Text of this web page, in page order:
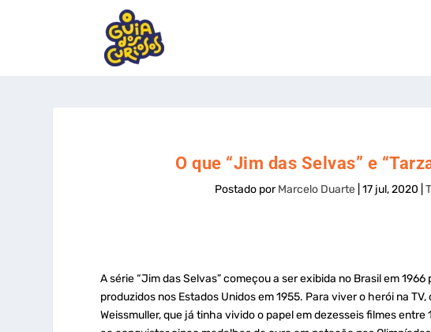
O que “Jim das Selvas” e
Postado porMarcelo Duarte| 17 jul, 2020
A série “Jim das Selvas” começou a ser exibida no Brasil em
produzidos nos Estados Unidos em 1955. Para viver o herói na
Weissmuller, que já tinha vivido o papel em dezesseis filmes